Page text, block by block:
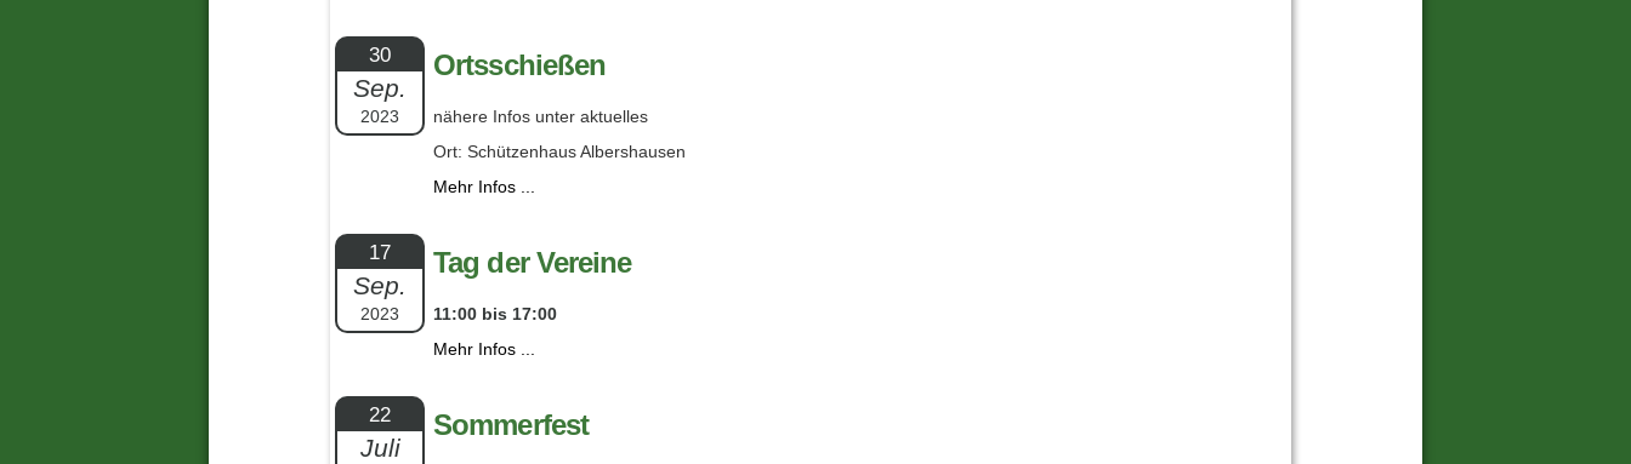
30
Sep.
2023
Ortsschießen
nähere Infos unter aktuelles
Ort: Schützenhaus Albershausen
Mehr Infos ...
17
Sep.
2023
Tag der Vereine
11:00 bis 17:00
Mehr Infos ...
22
Juli
Sommerfest